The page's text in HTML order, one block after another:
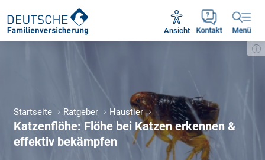
Kontakt
Ansicht Menü
Mo - Fr 09:00 - 18:30 Uhr
Startseite Ratgeber Haustier
Katzenflöhe: Flöhe bei Katzen erkennen &
effektiv bekämpfen